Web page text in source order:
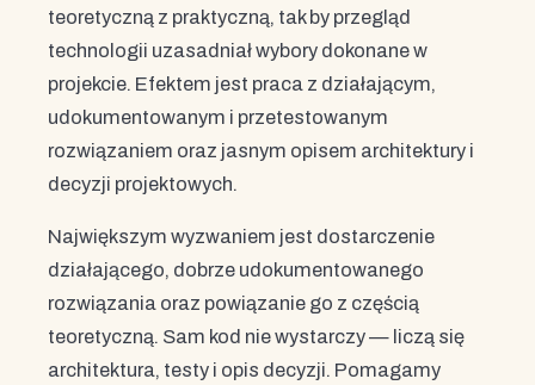
teoretyczną z praktyczną, tak by przegląd
technologii uzasadniał wybory dokonane w
projekcie. Efektem jest praca z działającym,
udokumentowanym i przetestowanym
rozwiązaniem oraz jasnym opisem architektury i
decyzji projektowych.
Największym wyzwaniem jest dostarczenie
działającego, dobrze udokumentowanego
rozwiązania oraz powiązanie go z częścią
teoretyczną. Sam kod nie wystarczy — liczą się
architektura, testy i opis decyzji. Pomagamy